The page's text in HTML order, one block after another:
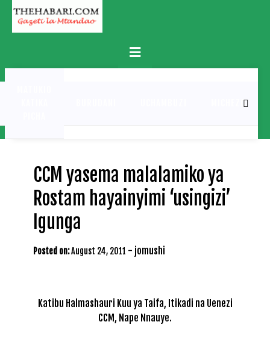
Skip
content
Primary
Menu
MICHEZO
CCM yasema malalamiko ya
Rostam hayainyimi ‘usingizi’
Igunga
Posted on:August 24, 2011 - jomushi
Katibu Halmashauri Kuu ya Taifa, Itikadi na Uenezi
CCM, Nape Nnauye.